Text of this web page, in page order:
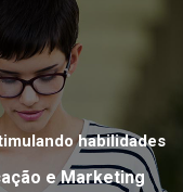
habilidades
e Marketing